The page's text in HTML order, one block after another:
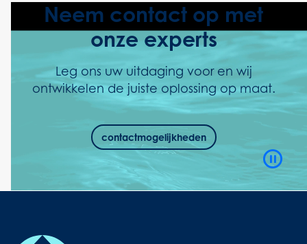
Video
Neem contact op met
onze experts
Leg ons uw uitdaging voor en wij
ontwikkelen de juiste oplossing op maat.
contactmogelijkheden